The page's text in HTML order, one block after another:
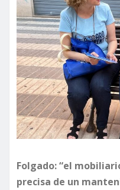
Folgado: “el
precisa de un